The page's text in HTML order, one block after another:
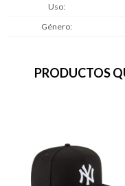
Uso
Género
PRODUCTOS